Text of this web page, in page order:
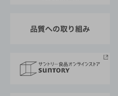
採用情報